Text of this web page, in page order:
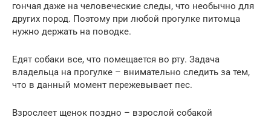
гончая даже на человеческие следы, что необычно для
других пород. Поэтому при любой прогулке питомца
нужно держать на поводке.
Едят собаки все, что помещается во рту. Задача
владельца на прогулке – внимательно следить за тем,
что в данный момент пережевывает пес.
Взрослеет щенок поздно – взрослой собакой